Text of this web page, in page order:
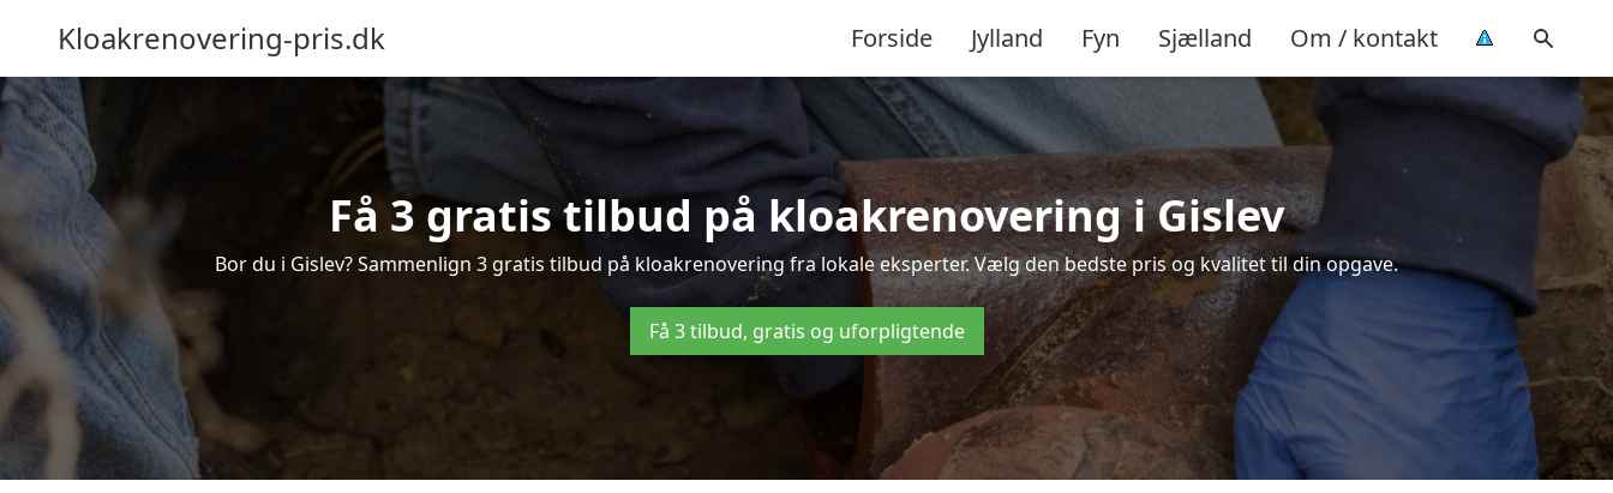
Kloakrenovering-pris.dk Forside Jylland Fyn Sjælland Om / kontakt
Få 3 gratis tilbud på kloakrenovering i Gislev
Bor du i Gislev? Sammenlign 3 gratis tilbud på kloakrenovering fra lokale eksperter. Vælg den bedste pris og kvalitet til din opgave.
Få 3 tilbud, gratis og uforpligtende